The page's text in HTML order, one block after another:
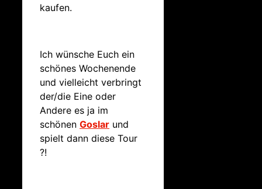
kaufen.
Ich wünsche Euch ein
schönes Wochenende
und vielleicht verbringt
der/die Eine oder
Andere es ja im
schönen Goslar und
spielt dann diese Tour
?!